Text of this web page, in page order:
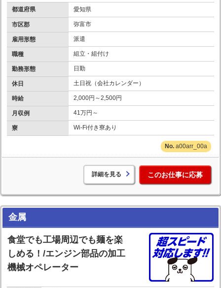
都道府県 愛知県
市区郡 弥富市
雇用形態 派遣
職種 組立・組付け
勤務形態 日勤
休日 土日祝（会社カレンダー）
時給 2,000円～2,500円
月収例 41万円～
寮 Wi-Fi付き寮あり
a00arr_00a
詳細を見る このお仕事に応募
金属
食堂でも工場周辺でも麺を楽
しめる！/エンジン部品の加工
機械オペレーター